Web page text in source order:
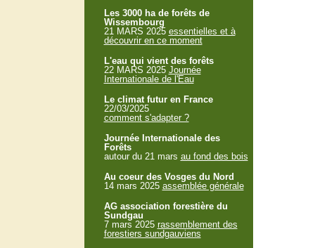
Les 3000 ha de forêts de
Wissembourg
21 MARS 2025 essentielles et à
découvrir en ce moment
L'eau qui vient des forêts
22 MARS 2025 Journée
Internationale de l'Eau
Le climat futur en France
22/03/2025
comment s'adapter ?
Journée Internationale des
Forêts
autour du 21 mars au fond des bois
Au coeur des Vosges du Nord
14 mars 2025 assemblée générale
AG association forestière du
Sundgau
7 mars 2025 rassemblement des
forestiers sundgauviens